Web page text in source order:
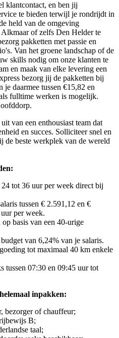
klantcontact, en ben jij
te bieden terwijl je rondrijdt in
held van de omgeving
of zelfs Den Helder te
pakketten met passie en
Van het groene landschap of de
skills nodig om onze klanten te
en maak van elke levering een
bezorg jij de pakketten bij
daarmee tussen €15,82 en
fulltime werken is mogelijk.
van een enthousiast team dat
en succes. Solliciteer snel en
de beste werkplek van de wereld
tot 36 uur per week direct bij
tussen € 2.591,12 en €
per week.
basis van een 40-urige
van 6,24% van je salaris.
tot maximaal 40 km enkele
tussen 07:30 en 09:45 uur tot
inpakken:
bezorger of chauffeur;
B;
taal;